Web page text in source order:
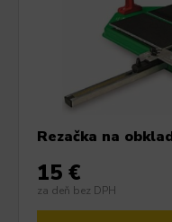
Rezačka na
15 €
za deň bez DPH